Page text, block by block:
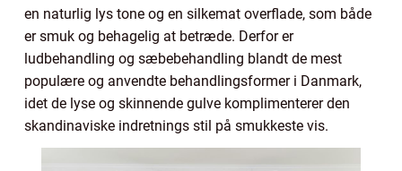
en naturlig lys tone og en silkemat overflade, som både
er smuk og behagelig at betræde. Derfor er
ludbehandling og sæbebehandling blandt de mest
populære og anvendte behandlingsformer i Danmark,
idet de lyse og skinnende gulve komplimenterer den
skandinaviske indretnings stil på smukkeste vis.